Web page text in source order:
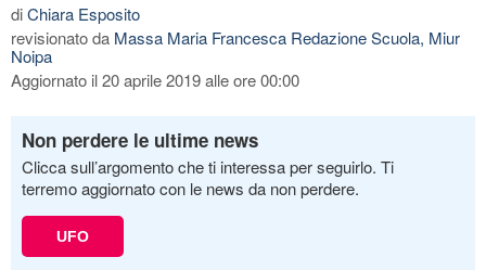
diChiara Esposito
revisionato da Massa Maria Francesca Redazione Scuola, Miur
Noipa
Aggiornato il 20 aprile 2019 alle ore 00:00
Non perdere le ultime news
Clicca sull’argomento che ti interessa per seguirlo. Ti
terremo aggiornato con le news da non perdere.
UFO